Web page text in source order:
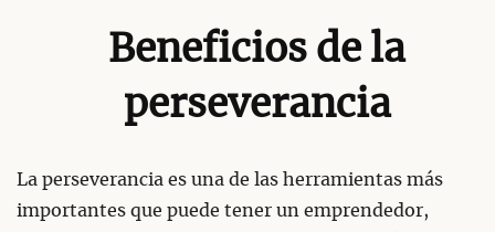
Beneficios de la
perseverancia
La perseverancia es una de las herramientas más
importantes que puede tener un emprendedor,